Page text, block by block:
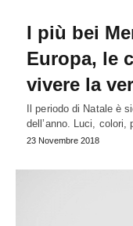
I più bei
Europa, le
vivere la
Il periodo di Natale è
dell’anno. Luci,
23 Novembre 2018